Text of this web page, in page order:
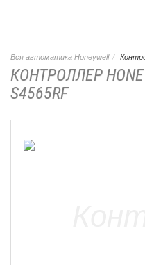
Вся автоматика Honeywell
КОНТРОЛЛЕР
S4565RF